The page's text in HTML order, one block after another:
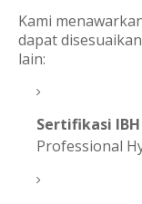
Kami
dapat
lain:
Sertifikasi IBH
Professional